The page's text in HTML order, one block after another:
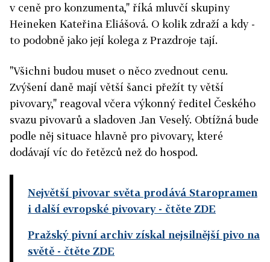
v ceně pro konzumenta," říká mluvčí skupiny
Heineken Kateřina Eliášová. O kolik zdraží a kdy -
to podobně jako její kolega z Prazdroje tají.
"Všichni budou muset o něco zvednout cenu.
Zvýšení daně mají větší šanci přežít ty větší
pivovary," reagoval včera výkonný ředitel Českého
svazu pivovarů a sladoven Jan Veselý. Obtížná bude
podle něj situace hlavně pro pivovary, které
dodávají víc do řetězců než do hospod.
Největší pivovar světa prodává Staropramen
i další evropské pivovary- čtěte ZDE
Pražský pivní archiv získal nejsilnější pivo na
světě - čtěte ZDE